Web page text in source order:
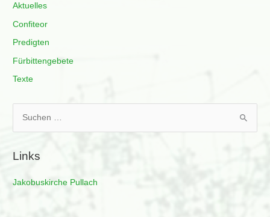
Aktuelles
Confiteor
Predigten
Fürbittengebete
Texte
h
Links
Jakobuskirche Pullach